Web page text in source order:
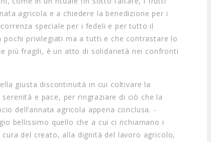
agricola e a chiedere la benedizione per i
speciale per i fedeli e per tutto il
privilegiati ma a tutti e che contrastare lo
più fragili, è un atto di solidarietà nei confronti
giusta discontinuità in cui coltivare la
e pace, per ringraziare di ciò che la
dell’annata agricola appena conclusa. -
bellissimo quello che a cui ci richiamano i
del creato, alla dignità del lavoro agricolo,